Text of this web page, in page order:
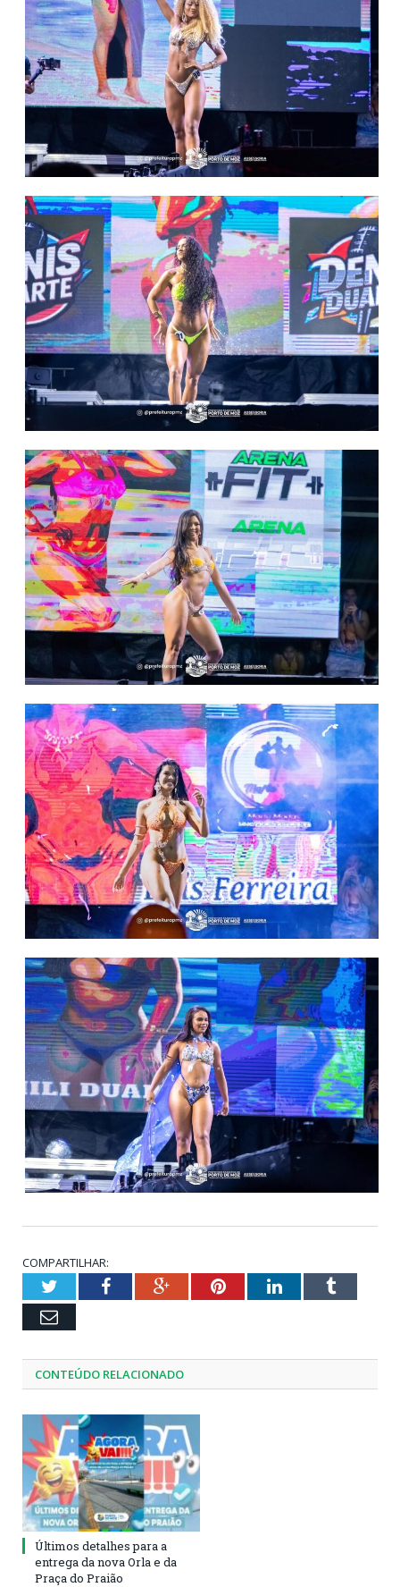
COMPARTILHAR:
TwitterFacebookGoogle+PinterestLinkedInTumblr
Email
CONTEÚDO RELACIONADO
Últimos detalhes para a
entrega da nova Orla e da
Praça do Praião